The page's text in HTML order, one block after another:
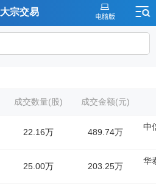
大宗交易
成交数量(股) 成交金额(元)
22.16万 489.74万
中
25.00万 203.25万
华